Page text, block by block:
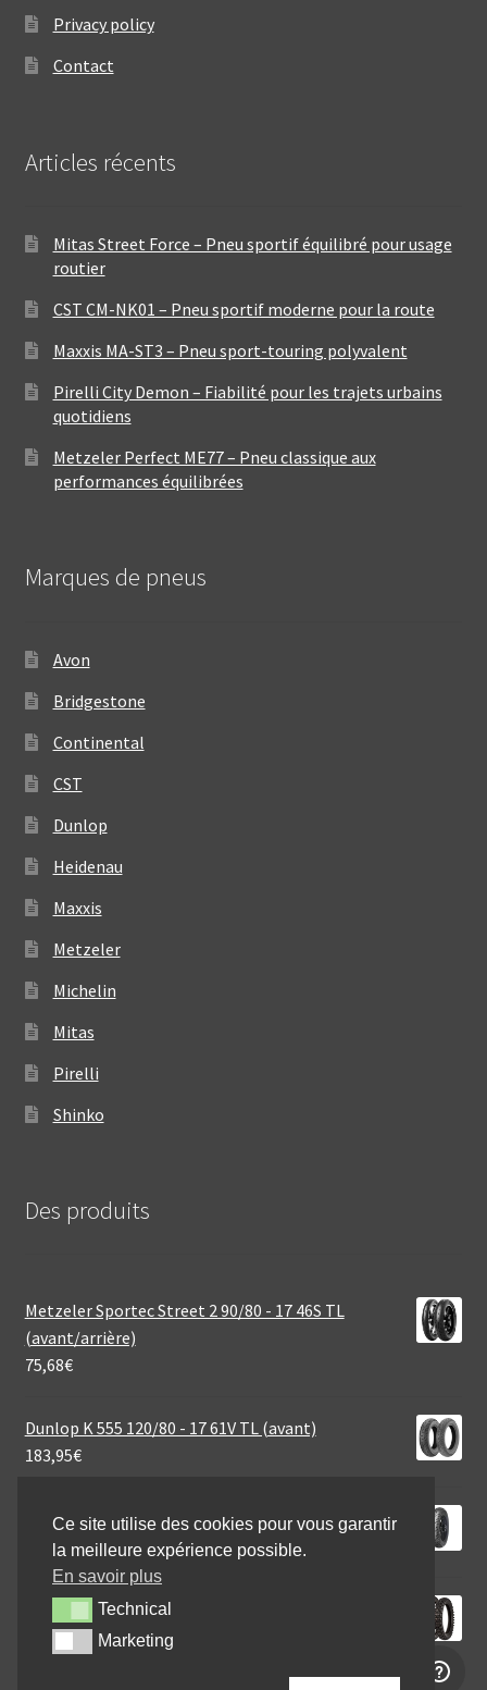
Privacy policy
Contact
Articles récents
Mitas Street Force – Pneu sportif équilibré pour usage
routier
CST CM-NK01 – Pneu sportif moderne pour la route
Maxxis MA-ST3 – Pneu sport-touring polyvalent
Pirelli City Demon – Fiabilité pour les trajets urbains
quotidiens
Metzeler Perfect ME77 – Pneu classique aux
performances équilibrées
Marques de pneus
Avon
Bridgestone
Continental
CST
Dunlop
Heidenau
Maxxis
Metzeler
Michelin
Mitas
Pirelli
Shinko
Des produits
Metzeler Sportec Street 2 90/80 - 17 46S TL
(avant/arrière)
75,68€
Dunlop K 555 120/80 - 17 61V TL (avant)
183,95€
Mitas MC 7 2.75 - 18 42P TT (avant/arrière)
48,95€
Michelin Tracker 110/100 - 18 64R TT (arrière)
74,95€
Ce site utilise des cookies pour vous garantir
la meilleure expérience possible.
En savoir plus
TechnicalTechnical
MarketingMarketing